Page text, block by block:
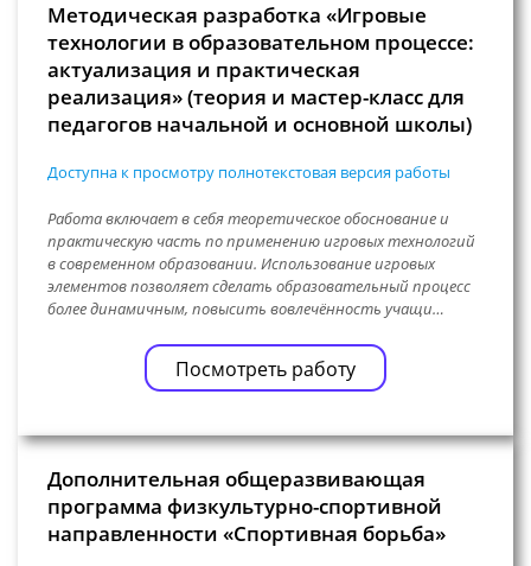
Методическая разработка «Игровые
технологии в образовательном процессе:
актуализация и практическая
реализация» (теория и мастер-класс для
педагогов начальной и основной школы)
Доступна к просмотру полнотекстовая версия работы
Работа включает в себя теоретическое обоснование и
практическую часть по применению игровых технологий
в современном образовании. Использование игровых
элементов позволяет сделать образовательный процесс
более динамичным, повысить вовлечённость учащи…
Посмотреть работу
Дополнительная общеразвивающая
программа физкультурно-спортивной
направленности «Спортивная борьба»